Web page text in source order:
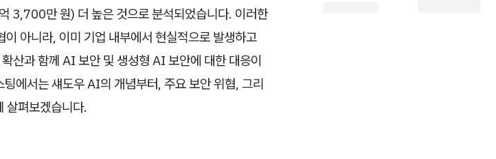
3,700만 원) 더 높은 것으로 분석되었습니다. 이러한
아니라, 이미 기업 내부에서 현실적으로 발생하고
산과 함께 AI 보안 및 생성형 AI 보안에 대한 대응이
에서는 섀도우 AI의 개념부터, 주요 보안 위협, 그리
살펴보겠습니다.